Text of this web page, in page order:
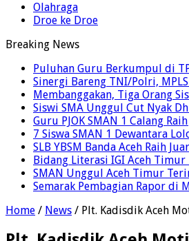
Olahraga
Droe ke Droe
Breaking News
Puluhan Guru Berkumpul di
Sinergi Bareng TNI/Polri,
Membanggakan, Tiga Orang
Siswi SMA Unggul Cut Nyak
Guru PJOK SMAN 1 Calang
7 Siswa SMAN 1 Dewantara
SLB YBSM Banda Aceh Raih
Bidang Literasi IGI Aceh
SMAN Unggul Aceh Timur
Semarak Pembagian Rapor di
Home / News / Plt. Kadisdik Aceh